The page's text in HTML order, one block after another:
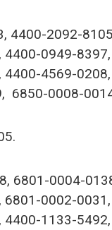
4400-2092-
0949-
4569-
6850-0008-
6801-0004-
0002-
1133-